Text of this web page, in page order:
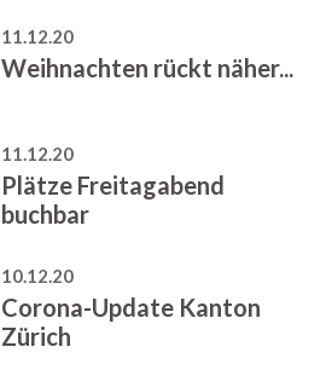
11.12.20
Weihnachten rückt näher...
11.12.20
Plätze Freitagabend
buchbar
10.12.20
Corona-Update Kanton
Zürich